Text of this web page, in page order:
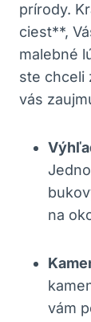
⁣prírody.
ciest**,
malebné
ste chceli
vás
na⁣
⁢vám